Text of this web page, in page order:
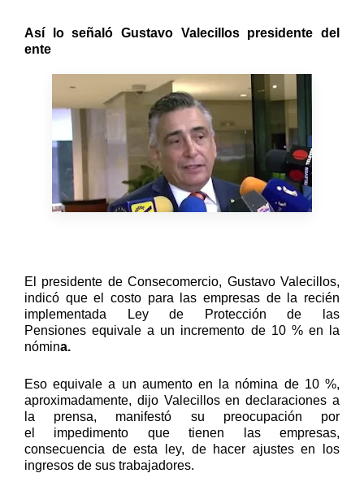
Así lo señaló Gustavo Valecillos presidente del
ente
El presidente de Consecomercio, Gustavo Valecillos,
indicó queel costo para las empresas de la recién
implementada
Ley de Protección de las
Pensiones equivale a un incremento de 10 % en la
nómina.
Eso equivale a un aumento en la nómina de 10 %,
aproximadamente, dijo Valecillos en declaraciones a
la prensa, manifestó su preocupación por
el impedimento que tienen las empresas,
consecuencia de esta ley, de hacer ajustes en los
ingresos de sus trabajadores.